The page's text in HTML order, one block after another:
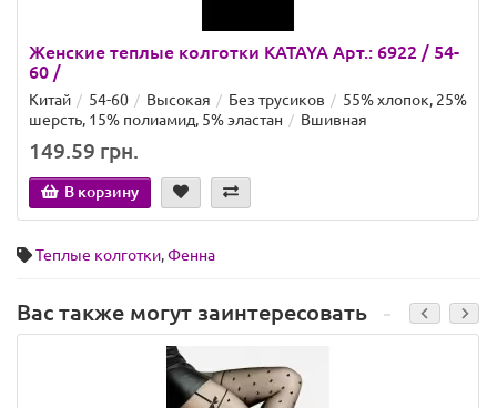
Женские теплые колготки KATAYA Арт.: 6922 / 54-
60 /
Китай 54-60 Высокая Без трусиков
55% хлопок, 25%
шерсть, 15% полиамид, 5% эластан
Вшивная
149.59 грн.
В корзину
Теплые колготки,Фенна
Вас также могут заинтересовать